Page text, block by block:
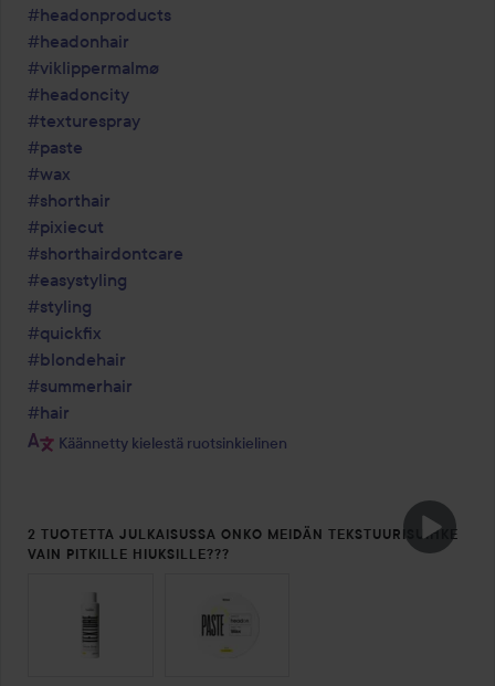
#headonproducts
#headonhair
#viklippermalmø
#headoncity
#texturespray
#paste
#wax
#shorthair
#pixiecut
#shorthairdontcare
#easystyling
#styling
#quickfix
#blondehair
#summerhair
#hair
Käännetty kielestä ruotsinkielinen
2 TUOTETTA JULKAISUSSA ONKO MEIDÄN TEKSTUURISUIHKE
VAIN PITKILLE HIUKSILLE???
OHITA OSIO